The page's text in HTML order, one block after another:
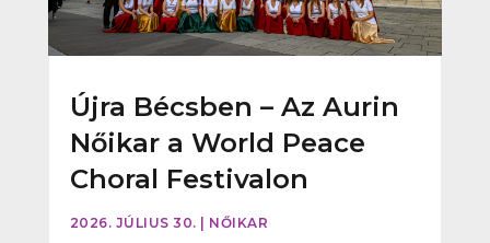
Újra Bécsben – Az Aurin
Nőikar a World Peace
Choral Festivalon
2026. JÚLIUS 30. NŐIKAR